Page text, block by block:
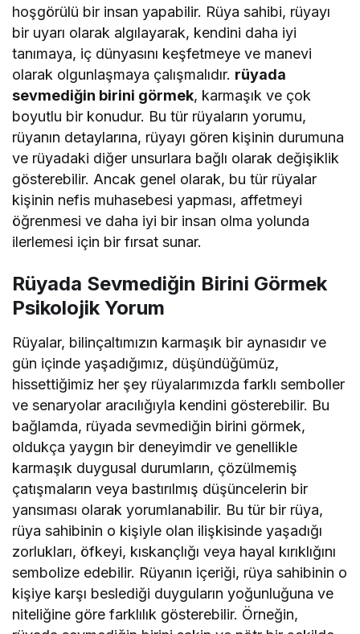
hoşgörülü bir insan yapabilir. Rüya sahibi, rüyayı
bir uyarı olarak algılayarak, kendini daha iyi
tanımaya, iç dünyasını keşfetmeye ve manevi
olarak olgunlaşmaya çalışmalıdır. rüyada
sevmediğin birini görmek, karmaşık ve çok
boyutlu bir konudur. Bu tür rüyaların yorumu,
rüyanın detaylarına, rüyayı gören kişinin durumuna
ve rüyadaki diğer unsurlara bağlı olarak değişiklik
gösterebilir. Ancak genel olarak, bu tür rüyalar
kişinin nefis muhasebesi yapması, affetmeyi
öğrenmesi ve daha iyi bir insan olma yolunda
ilerlemesi için bir fırsat sunar.
Rüyada Sevmediğin Birini Görmek
Psikolojik Yorum
Rüyalar, bilinçaltımızın karmaşık bir aynasıdır ve
gün içinde yaşadığımız, düşündüğümüz,
hissettiğimiz her şey rüyalarımızda farklı semboller
ve senaryolar aracılığıyla kendini gösterebilir. Bu
bağlamda, rüyada sevmediğin birini görmek,
oldukça yaygın bir deneyimdir ve genellikle
karmaşık duygusal durumların, çözülmemiş
çatışmaların veya bastırılmış düşüncelerin bir
yansıması olarak yorumlanabilir. Bu tür bir rüya,
rüya sahibinin o kişiyle olan ilişkisinde yaşadığı
zorlukları, öfkeyi, kıskançlığı veya hayal kırıklığını
sembolize edebilir. Rüyanın içeriği, rüya sahibinin o
kişiye karşı beslediği duyguların yoğunluğuna ve
niteliğine göre farklılık gösterebilir. Örneğin,